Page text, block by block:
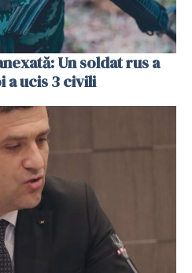
Un soldat rus a
a ucis 3 civili